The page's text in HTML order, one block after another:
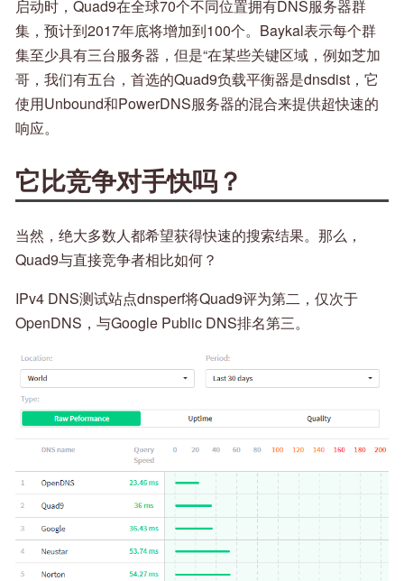
启动时，Quad9在全球70个不同位置拥有DNS服务器群
集，预计到2017年底将增加到100个。Baykal表示每个群
集至少具有三台服务器，但是“在某些关键区域，例如芝加
哥，我们有五台，首选的Quad9负载平衡器是dnsdist，它
使用Unbound和PowerDNS服务器的混合来提供超快速的
响应。
它比竞争对手快吗？
当然，绝大多数人都希望获得快速的搜索结果。那么，
Quad9与直接竞争者相比如何？
IPv4 DNS测试站点dnsperf将Quad9评为第二，仅次于
OpenDNS，与Google Public DNS排名第三。